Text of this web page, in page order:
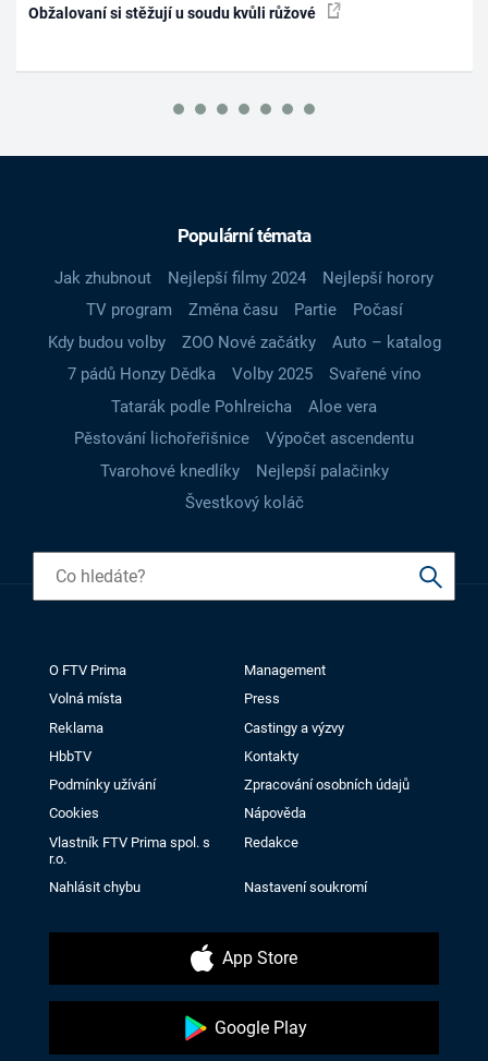
Obžalovaní si stěžují u soudu kvůli růžové
Populární témata
Jak zhubnout Nejlepší filmy 2024
Nejlepší horory
TV program
Změna času Partie
Počasí
Kdy budou volby
ZOO Nové začátky
Auto – katalog
7 pádů Honzy Dědka
Volby 2025
Svařené víno
Tatarák podle Pohlreicha
Aloe vera
Pěstování lichořeřišnice
Výpočet ascendentu
Tvarohové knedlíky
Nejlepší palačinky
Švestkový koláč
O FTV Prima
Management
Volná místa
Press
Reklama
Castingy a výzvy
HbbTV
Kontakty
Podmínky užívání
Zpracování osobních údajů
Cookies
Nápověda
Vlastník FTV Prima spol. s
r.o.
Redakce
Nahlásit chybu Nastavení soukromí
App Store
Google Play